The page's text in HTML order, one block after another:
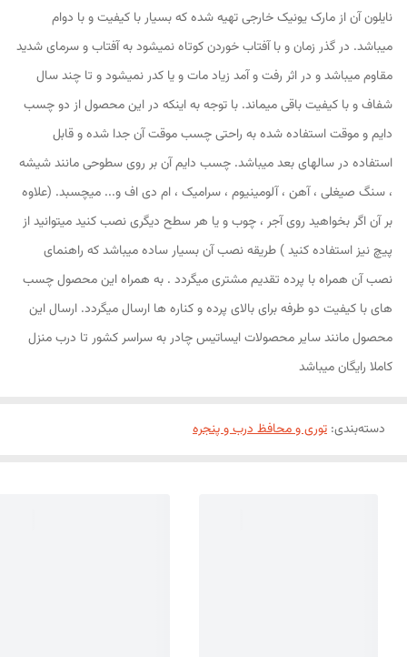
نایلون آن از مارک یونیک خارجی تهیه شده که بسیار با کیفیت و با دوام
میباشد. در گذر زمان و با آفتاب خوردن کوتاه نمیشود به آفتاب و سرمای شدید
مقاوم میباشد و در اثر رفت و آمد زیاد مات و یا کدر نمیشود و تا چند سال
شفاف و با کیفیت باقی میماند. با توجه به اینکه در این محصول از دو چسب
دایم و موقت استفاده شده به راحتی چسب موقت آن جدا شده و قابل
استفاده در سالهای بعد میباشد. چسب دایم آن بر روی سطوحی مانند شیشه
، سنگ صیغلی ، آهن ، آلومینیوم ، سرامیک ، ام دی اف و... میچسبد. (علاوه
بر آن اگر بخواهید روی آجر ، چوب و یا هر سطح دیگری نصب کنید میتوانید از
پیچ نیز استفاده کنید ) طریقه نصب آن بسیار ساده میباشد که راهنمای
نصب آن همراه با پرده تقدیم مشتری میگردد . به همراه این محصول چسب
های با کیفیت دو طرفه برای بالای پرده و کناره ها ارسال میگردد. ارسال این
محصول مانند سایر محصولات ایساتیس چادر به سراسر کشور تا درب منزل
کاملا رایگان میباشد
دسته‌بندی: توری و محافظ درب و پنجره